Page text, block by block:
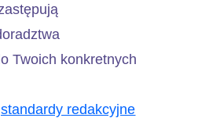
Twoich konkretnych
standardy redakcyjne